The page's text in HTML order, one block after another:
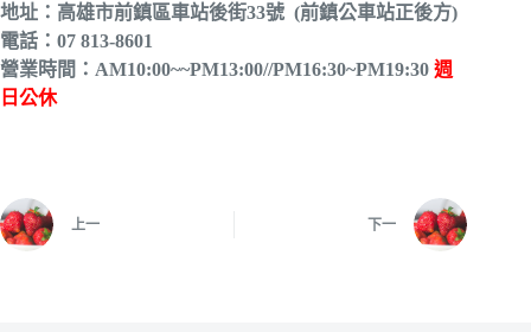
地址：高雄市前鎮區車站後街33號 (前鎮公車站正後方)
電話：07 813-8601
營業時間：AM10:00~~PM13:00//PM16:30~PM19:30 週
日公休
上一 下一